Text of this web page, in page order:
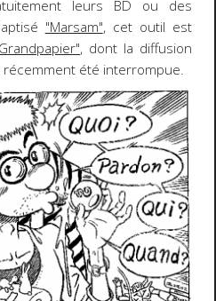
leurs BD ou des
"Marsam", cet outil est
, dont la diffusion
été interrompue.